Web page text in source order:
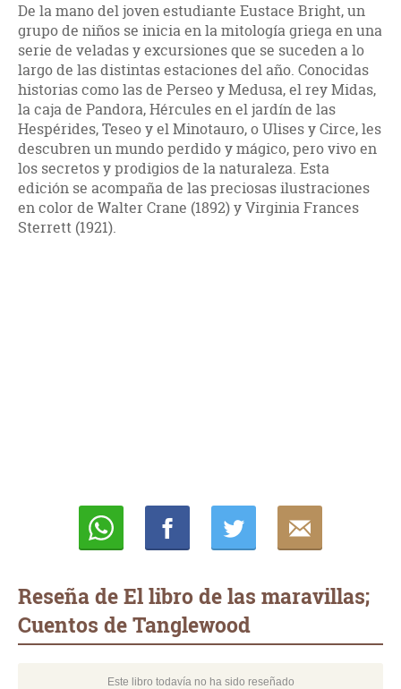
De la mano del joven estudiante Eustace Bright, un
grupo de niños se inicia en la mitología griega en una
serie de veladas y excursiones que se suceden a lo
largo de las distintas estaciones del año. Conocidas
historias como las de Perseo y Medusa, el rey Midas,
la caja de Pandora, Hércules en el jardín de las
Hespérides, Teseo y el Minotauro, o Ulises y Circe, les
descubren un mundo perdido y mágico, pero vivo en
los secretos y prodigios de la naturaleza. Esta
edición se acompaña de las preciosas ilustraciones
en color de Walter Crane (1892) y Virginia Frances
Sterrett (1921).
Reseña de El libro de las maravillas;
Cuentos de Tanglewood
Este libro todavía no ha sido reseñado